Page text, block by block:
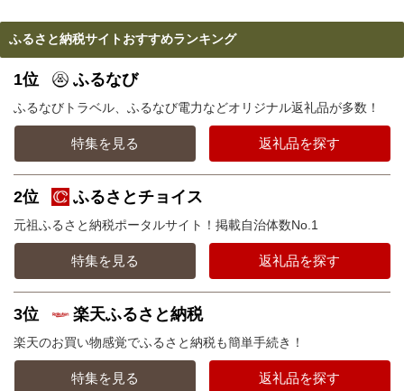
ふるさと納税サイトおすすめランキング
1位 ふるなび
ふるなびトラベル、ふるなび電力などオリジナル返礼品が多数！
特集を見る 返礼品を探す
2位 ふるさとチョイス
元祖ふるさと納税ポータルサイト！掲載自治体数No.1
特集を見る 返礼品を探す
3位 楽天ふるさと納税
楽天のお買い物感覚でふるさと納税も簡単手続き！
特集を見る 返礼品を探す